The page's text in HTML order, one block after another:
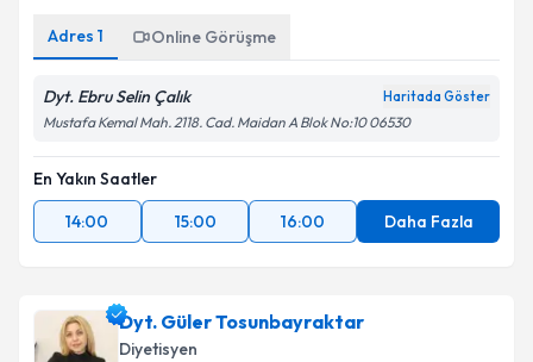
Adres 1 Online Görüşme
Dyt. Ebru Selin Çalık Haritada Göster
Mustafa Kemal Mah. 2118. Cad. Maidan A Blok No:10 06530
En Yakın Saatler
14:00
15:00 16:00 Daha Fazla
Dyt. Güler Tosunbayraktar
Diyetisyen